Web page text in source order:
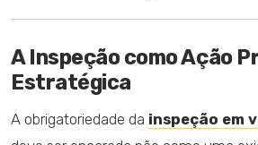
A Inspeção como Ação
Estratégica
A obrigatoriedade da inspeção em